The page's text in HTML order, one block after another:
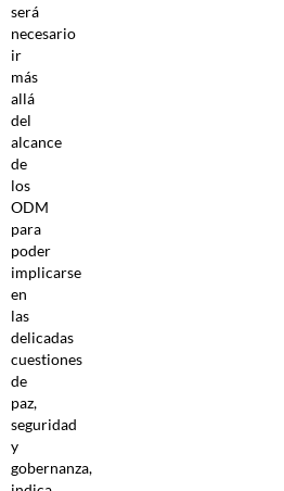
será
necesario
ir
más
allá
del
alcance
de
los
ODM
para
poder
implicarse
en
las
delicadas
cuestiones
de
paz,
seguridad
y
gobernanza,